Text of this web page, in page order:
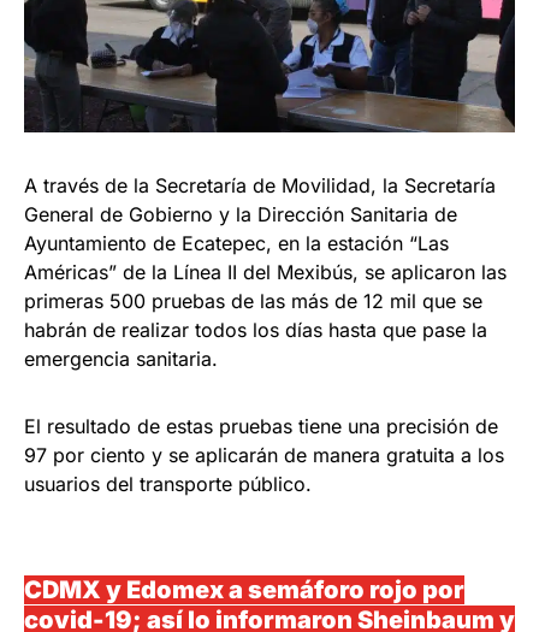
A través de la Secretaría de Movilidad, la Secretaría
General de Gobierno y la Dirección Sanitaria de
Ayuntamiento de Ecatepec, en la estación “Las
Américas” de la Línea II del Mexibús, se aplicaron las
primeras 500 pruebas de las más de 12 mil que se
habrán de realizar todos los días hasta que pase la
emergencia sanitaria.
El resultado de estas pruebas tiene una precisión de
97 por ciento y se aplicarán de manera gratuita a los
usuarios del transporte público.
CDMX y Edomex a semáforo rojo por
covid-19; así lo informaron Sheinbaum y